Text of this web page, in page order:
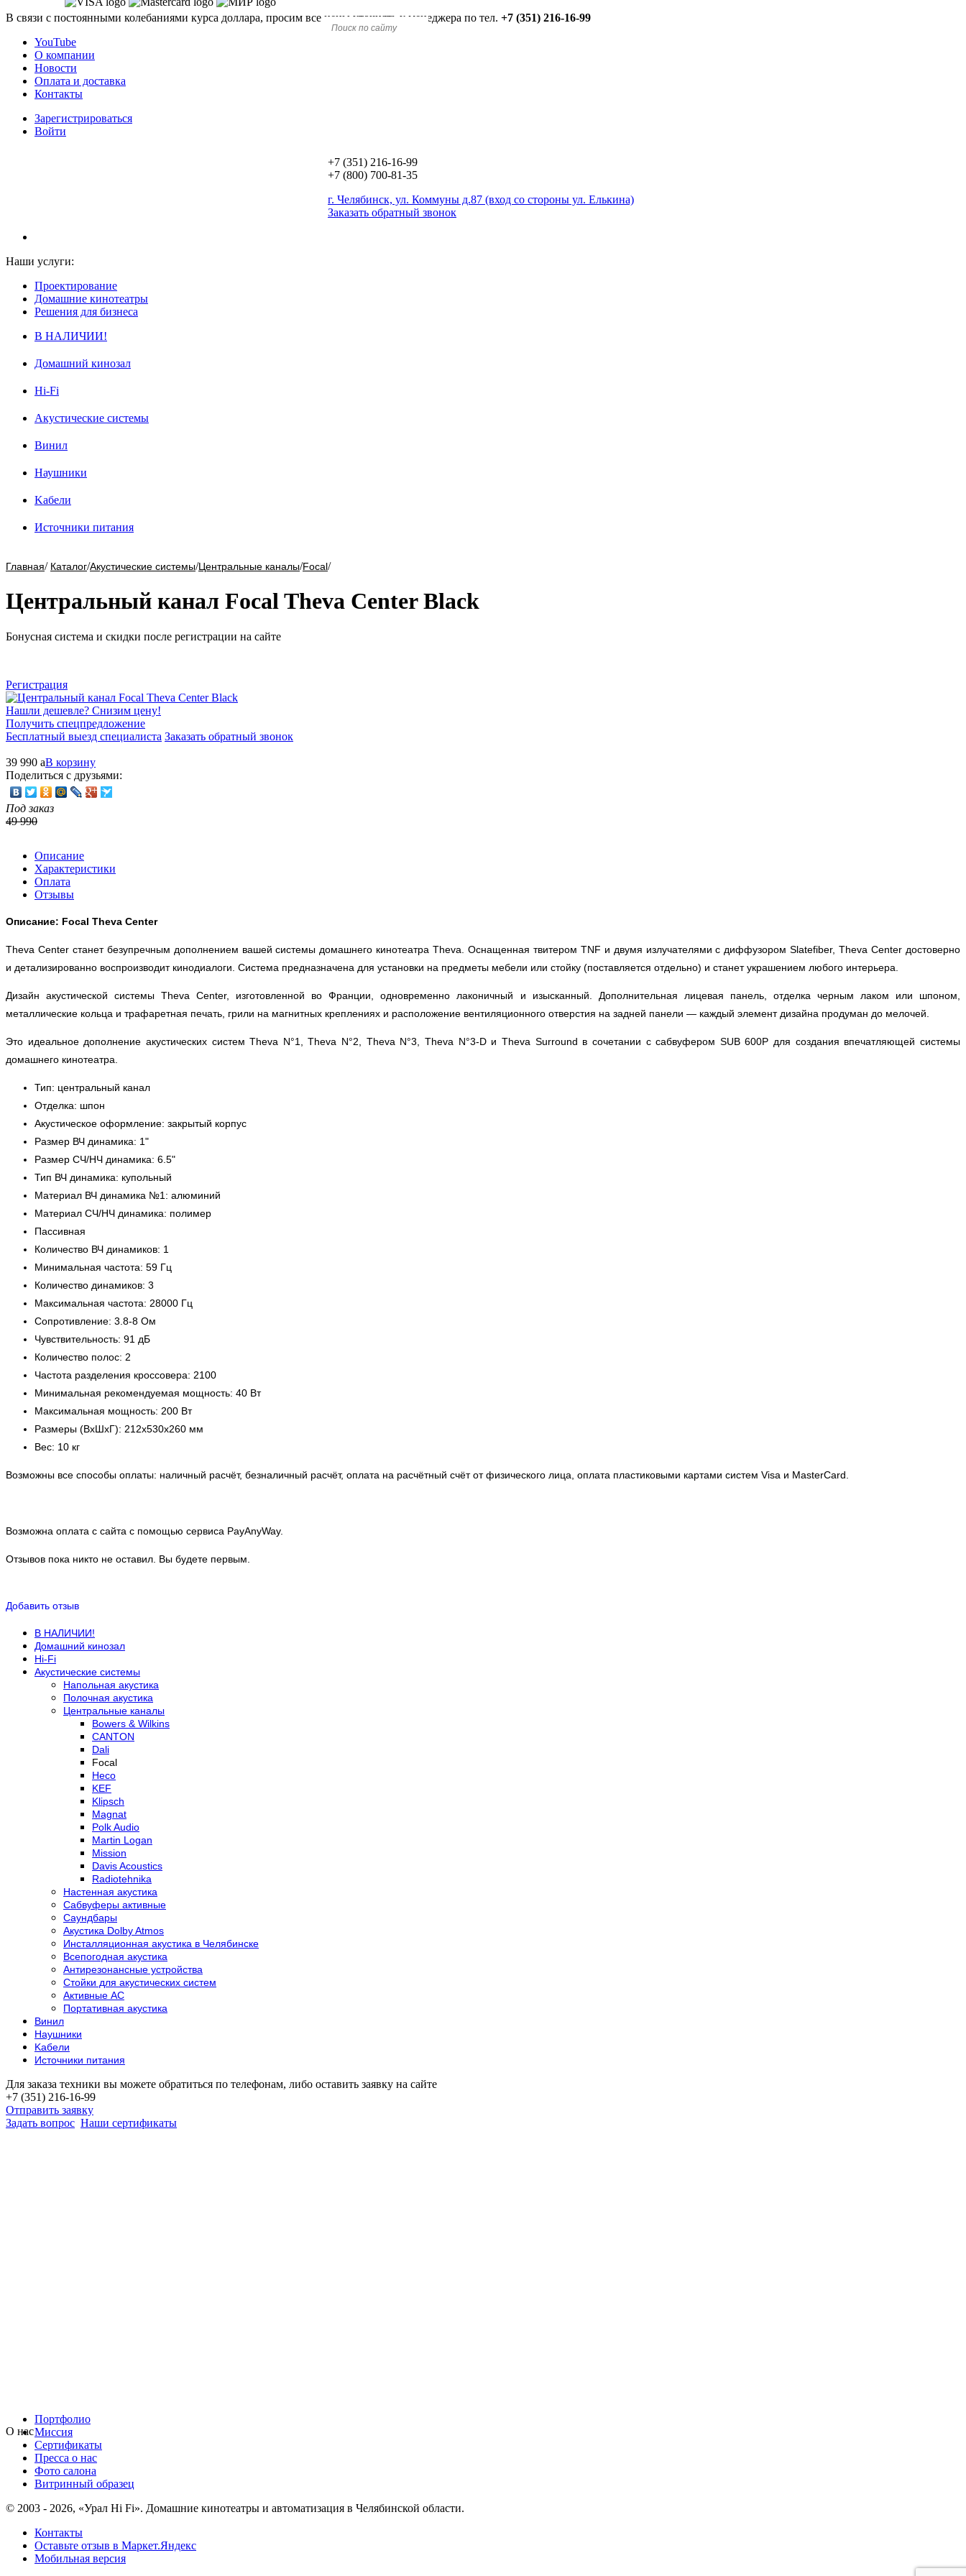
В связи с постоянными колебаниями курса доллара, просим все цены уточнять у менеджера по тел. +7 (351) 216-16-99
YouTube
О компании
Новости
Оплата и доставка
Контакты
Зарегистрироваться
Войти
+7 (351) 216-16-99
+7 (800) 700-81-35
г. Челябинск, ул. Коммуны д.87 (вход со стороны ул. Елькина)
Заказать обратный звонок
Наши услуги:
Проектирование
Домашние кинотеатры
Решения для бизнеса
В НАЛИЧИИ!
Домашний кинозал
Hi-Fi
Акустические системы
Винил
Наушники
Kабели
Источники питания
Главная/ Каталог/Акустические системы/Центральные каналы/Focal/
Центральный канал Focal Theva Center Black
Бонусная система и скидки после регистрации на сайте
Регистрация
Нашли дешевле? Снизим цену!
Получить спецпредложение
Бесплатный выезд специалиста Заказать обратный звонок
39 990 aВ корзину
Поделиться с друзьями:
Под заказ
49 990
Описание
Характеристики
Оплата
Отзывы
Описание: Focal Theva Center
Theva Center станет безупречным дополнением вашей системы домашнего кинотеатра Theva. Оснащенная твитером TNF и двумя излучателями с диффузором Slatefiber, Theva Center достоверно
и детализированно воспроизводит кинодиалоги. Система предназначена для установки на предметы мебели или стойку (поставляется отдельно) и станет украшением любого интерьера.
Дизайн акустической системы Theva Center, изготовленной во Франции, одновременно лаконичный и изысканный. Дополнительная лицевая панель, отделка черным лаком или шпоном,
металлические кольца и трафаретная печать, грили на магнитных креплениях и расположение вентиляционного отверстия на задней панели — каждый элемент дизайна продуман до мелочей.
Это идеальное дополнение акустических систем Theva N°1, Theva N°2, Theva N°3, Theva N°3-D и Theva Surround в сочетании с сабвуфером SUB 600P для создания впечатляющей системы
домашнего кинотеатра.
Тип: центральный канал
Отделка: шпон
Акустическое оформление: закрытый корпус
Размер ВЧ динамика: 1"
Размер СЧ/НЧ динамика: 6.5"
Тип ВЧ динамика: купольный
Материал ВЧ динамика №1: алюминий
Материал СЧ/НЧ динамика: полимер
Пассивная
Количество ВЧ динамиков: 1
Минимальная частота: 59 Гц
Количество динамиков: 3
Максимальная частота: 28000 Гц
Сопротивление: 3.8-8 Ом
Чувствительность: 91 дБ
Количество полос: 2
Частота разделения кроссовера: 2100
Минимальная рекомендуемая мощность: 40 Вт
Максимальная мощность: 200 Вт
Размеры (ВхШхГ): 212х530х260 мм
Вес: 10 кг
Возможны все способы оплаты: наличный расчёт, безналичный расчёт, оплата на расчётный счёт от физического лица, оплата пластиковыми картами систем Visa и MasterCard.
Возможна оплата с сайта с помощью сервиса PayAnyWay.
Отзывов пока никто не оставил. Вы будете первым.
Добавить отзыв
В НАЛИЧИИ!
Домашний кинозал
Hi-Fi
Акустические системы
Напольная акустика
Полочная акустика
Центральные каналы
Bowers & Wilkins
CANTON
Dali
Focal
Heco
KEF
Klipsch
Magnat
Polk Audio
Martin Logan
Mission
Davis Acoustics
Radiotehnika
Настенная акустика
Сабвуферы активные
Саундбары
Акустика Dolby Atmos
Инсталляционная акустика в Челябинске
Всепогодная акустика
Антирезонансные устройства
Стойки для акустических систем
Активные АС
Портативная акустика
Винил
Наушники
Kабели
Источники питания
Для заказа техники вы можете обратиться по телефонам, либо оставить заявку на сайте
+7 (351) 216-16-99
Отправить заявку
Задать вопрос Наши сертификаты
О нас
Портфолио
Миссия
Сертификаты
Пресса о нас
Фото салона
Витринный образец
© 2003 - 2026, «Урал Hi Fi». Домашние кинотеатры и автоматизация в Челябинской области.
Контакты
Оставьте отзыв в Маркет.Яндекс
Мобильная версия